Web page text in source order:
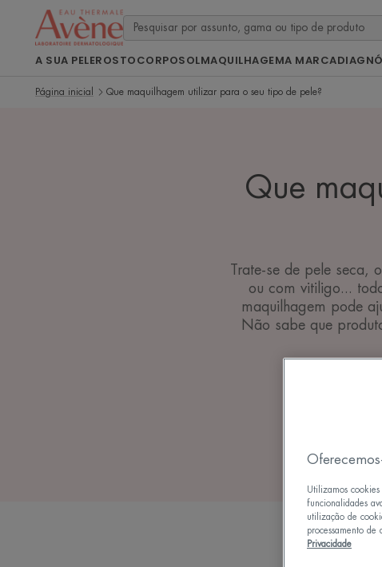
A SUA PELEROSTOCORPOSOLMAQUILHAGEMA MARCA
Página inicial Que maquilhagem utilizar para o seu tipo de pele?
Que
Trate-se de pele seca,
ou com vitiligo...
maquilhagem pode
Não sabe que
Utilizamos
funcionalidades
utilização de
processamento
Privacidade